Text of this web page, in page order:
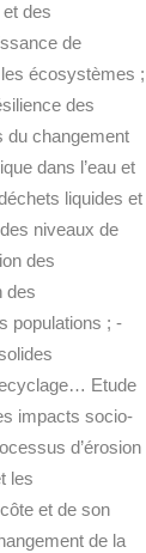
des
de
écosystèmes ;
des
du changement
dans l’eau et
liquides et
niveaux de
des
des
populations ; -
Etude
impacts socio-
d’érosion
les
et de son
de la